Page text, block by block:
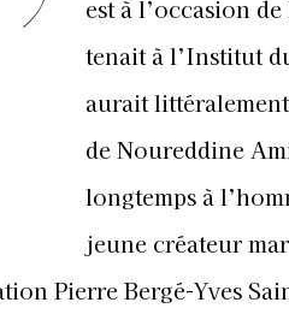
est à l’occasion
tenait à l’Institut
aurait
de Noureddine
longtemps à
jeune créateur
Pierre Bergé-Yves